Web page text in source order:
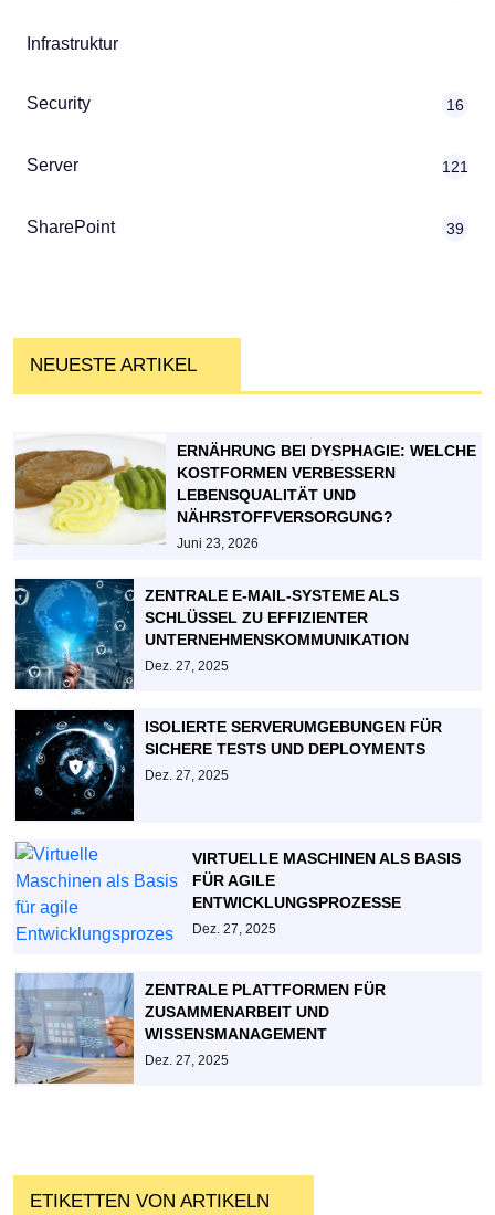
Infrastruktur
Security 16
Server 121
SharePoint 39
NEUESTE ARTIKEL
ERNÄHRUNG BEI DYSPHAGIE: WELCHE
KOSTFORMEN VERBESSERN
LEBENSQUALITÄT UND
NÄHRSTOFFVERSORGUNG?
Juni 23, 2026
ZENTRALE E-MAIL-SYSTEME ALS
SCHLÜSSEL ZU EFFIZIENTER
UNTERNEHMENSKOMMUNIKATION
Dez. 27, 2025
ISOLIERTE SERVERUMGEBUNGEN FÜR
SICHERE TESTS UND DEPLOYMENTS
Dez. 27, 2025
VIRTUELLE MASCHINEN ALS BASIS
FÜR AGILE
ENTWICKLUNGSPROZESSE
Dez. 27, 2025
ZENTRALE PLATTFORMEN FÜR
ZUSAMMENARBEIT UND
WISSENSMANAGEMENT
Dez. 27, 2025
ETIKETTEN VON ARTIKELN